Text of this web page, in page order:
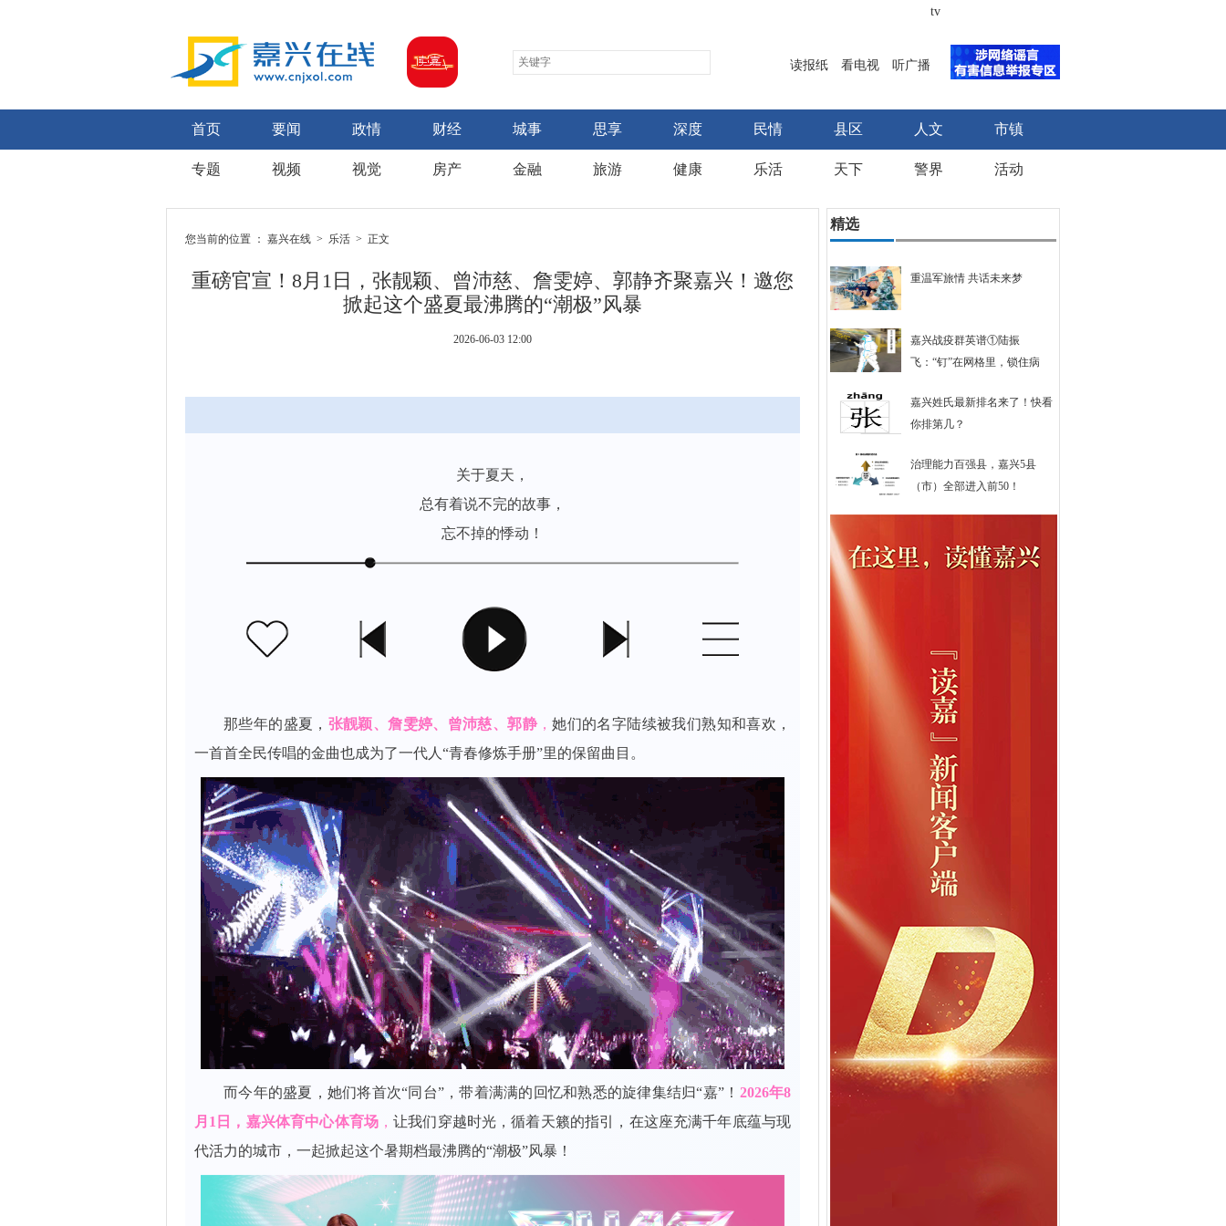
tv
读报纸 看电视 听广播
首页 要闻 政情 财经 城事 思享 深度 民情 县区 人文 市镇
专题 视频 视觉 房产 金融 旅游 健康 乐活 天下 警界 活动
您当前的位置 ： 嘉兴在线 > 乐活 > 正文
重磅官宣！8月1日，张靓颖、曾沛慈、詹雯婷、郭静齐聚嘉兴！邀您
掀起这个盛夏最沸腾的“潮极”风暴
2026-06-03 12:00
关于夏天，
总有着说不完的故事，
忘不掉的悸动！
那些年的盛夏， 张靓颖、詹雯婷、曾沛慈、郭静，她们的名字陆续被我们熟知和喜欢，
一首首全民传唱的金曲也成为了一代人“青春修炼手册”里的保留曲目。
而今年的盛夏，她们将首次“同台”，带着满满的回忆和熟悉的旋律集结归“嘉”！ 2026年8
月1日，嘉兴体育中心体育场，让我们穿越时光，循着天籁的指引，在这座充满千年底蕴与现
代活力的城市，一起掀起这个暑期档最沸腾的“潮极”风暴！
精选
重温军旅情 共话未来梦
嘉兴战疫群英谱①陆振
飞：“钉”在网格里，锁住病
嘉兴姓氏最新排名来了！快看
你排第几？
治理能力百强县，嘉兴5县
（市）全部进入前50！